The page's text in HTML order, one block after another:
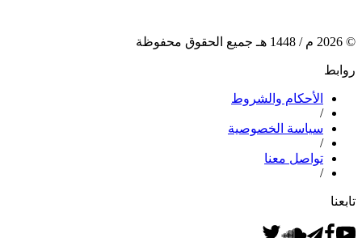
©
2026 م / 1448 هـ جميع الحقوق محفوظة
روابط
الأحكام والشروط
/
سياسة الخصوصية
/
تواصل معنا
/
تابعنا